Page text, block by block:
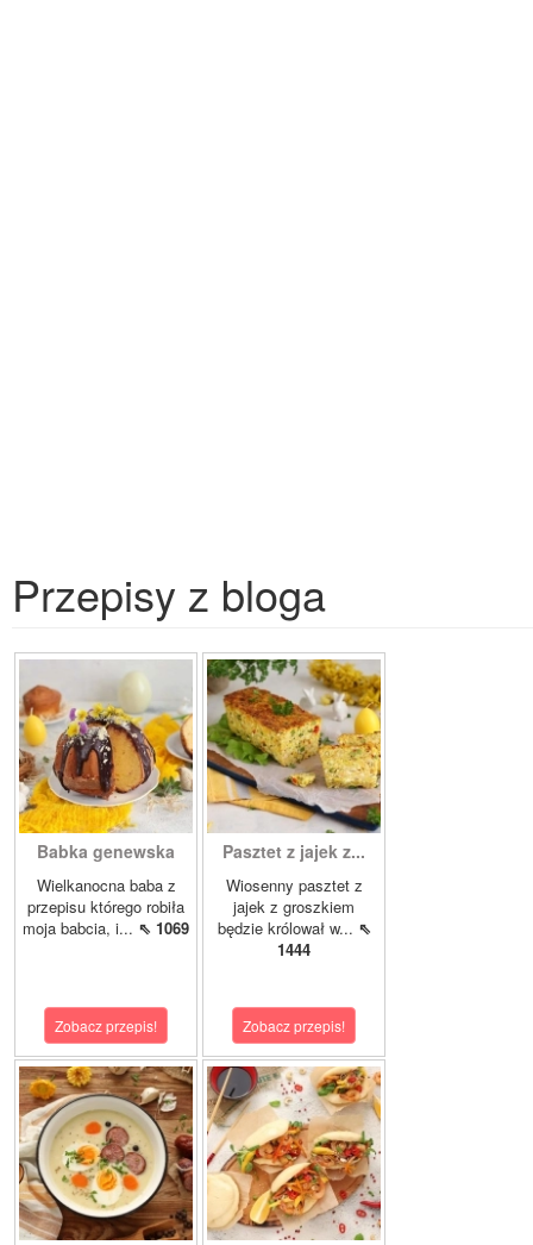
Przepisy z bloga
Babka genewska
Wielkanocna baba z
przepisu którego robiła
moja babcia, i... ⇖ 1069
Zobacz przepis!
Pasztet z jajek z...
Wiosenny pasztet z
jajek z groszkiem
będzie królował w... ⇖
1444
Zobacz przepis!